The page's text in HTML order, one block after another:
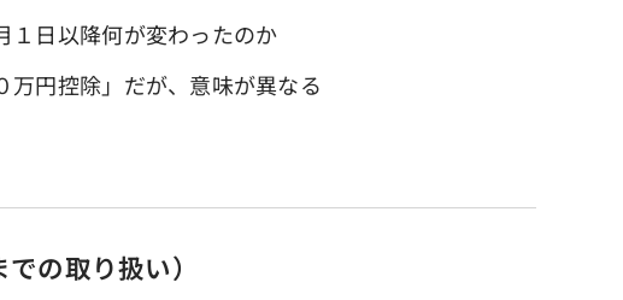
１日以降何が変わったのか
万円控除」だが、意味が異なる
の取り扱い）